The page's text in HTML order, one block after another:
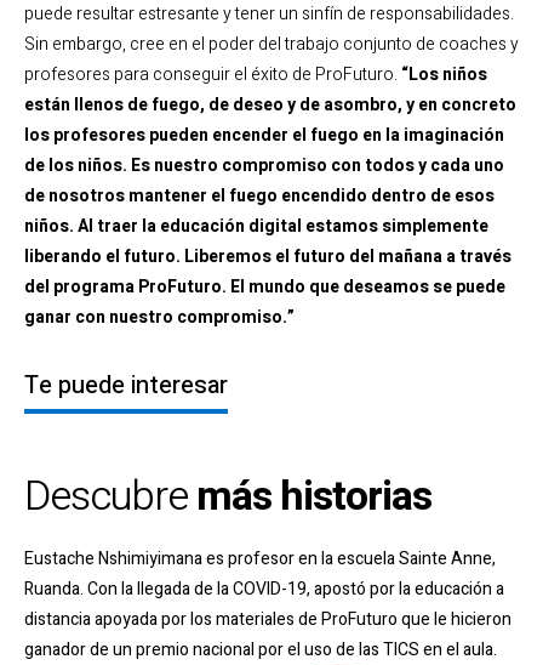
puede resultar estresante y tener un sinfín de responsabilidades.
Sin embargo, cree en el poder del trabajo conjunto de coaches y
profesores para conseguir el éxito de ProFuturo.“Los niños
están llenos de fuego, de deseo y de asombro, y en concreto
los profesores pueden encender el fuego en la imaginación
de los niños. Es nuestro compromiso con todos y cada uno
de nosotros mantener el fuego encendido dentro de esos
niños. Al traer la educación digital estamos simplemente
liberando el futuro. Liberemos el futuro del mañana a través
del programa ProFuturo. El mundo que deseamos se puede
ganar con nuestro compromiso.”
Te puede interesar
Descubremás historias
Eustache Nshimiyimana es profesor en la escuela Sainte Anne,
Ruanda. Con la llegada de la COVID-19, apostó por la educación a
distancia apoyada por los materiales de ProFuturo que le hicieron
ganador de un premio nacional por el uso de las TICS en el aula.